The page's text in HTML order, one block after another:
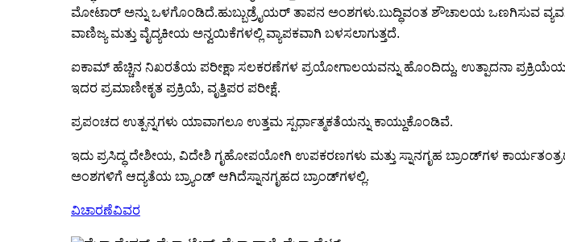
ಮೋಟಾರ್ ಅನ್ನು ಒಳಗೊಂಡಿದೆ.ಹುಬ್ಬುಡ್ರೈಯರ್ ತಾಪನ ಅಂಶಗಳು.ಬುದ್ಧಿವಂತ ಶೌಚಾಲಯ ಒಣಗಿಸುವ
ವಾಣಿಜ್ಯ ಮತ್ತು ವೈದ್ಯಕೀಯ ಅನ್ವಯಿಕೆಗಳಲ್ಲಿ ವ್ಯಾಪಕವಾಗಿ ಬಳಸಲಾಗುತ್ತದೆ.
ಐಕಾಮ್ ಹೆಚ್ಚಿನ ನಿಖರತೆಯ ಪರೀಕ್ಷಾ ಸಲಕರಣೆಗಳ ಪ್ರಯೋಗಾಲಯವನ್ನು ಹೊಂದಿದ್ದು, ಉತ್ಪಾದನಾ
ಇದರ ಪ್ರಮಾಣೀಕೃತ ಪ್ರಕ್ರಿಯೆ, ವೃತ್ತಿಪರ ಪರೀಕ್ಷೆ.
ಪ್ರಪಂಚದ ಉತ್ಪನ್ನಗಳು ಯಾವಾಗಲೂ ಉತ್ತಮ ಸ್ಪರ್ಧಾತ್ಮಕತೆಯನ್ನು ಕಾಯ್ದುಕೊಂಡಿವೆ.
ಇದು ಪ್ರಸಿದ್ಧ ದೇಶೀಯ, ವಿದೇಶಿ ಗೃಹೋಪಯೋಗಿ ಉಪಕರಣಗಳು ಮತ್ತು ಸ್ನಾನಗೃಹ ಬ್ರಾಂಡ್‌ಗಳ
ಅಂಶಗಳಿಗೆ ಆದ್ಯತೆಯ ಬ್ರ್ಯಾಂಡ್ ಆಗಿದೆಸ್ನಾನಗೃಹದ ಬ್ರಾಂಡ್‌ಗಳಲ್ಲಿ.
ವಿಚಾರಣೆವಿವರ